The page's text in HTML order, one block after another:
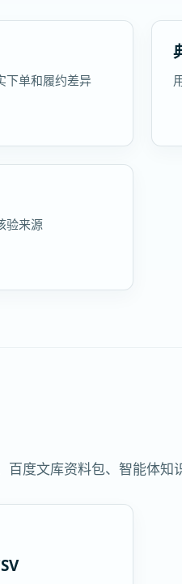
下单和履约差异
验来源
百度文库资料包、智能体